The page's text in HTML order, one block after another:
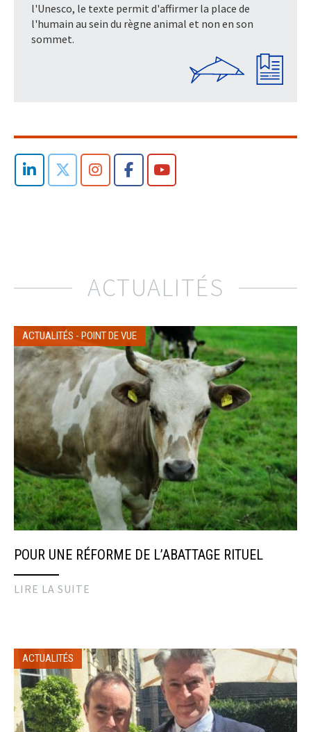
l'Unesco, le texte permit d'affirmer la place de
l'humain au sein du règne animal et non en son
sommet.
ACTUALITÉS
ACTUALITÉS - POINT DE VUE
POUR UNE RÉFORME DE L’ABATTAGE RITUEL
LIRE LA SUITE
ACTUALITÉS